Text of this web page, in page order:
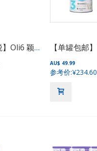
【三罐装包邮包税】Oli6 颖睿婴幼儿羊奶粉1段 800g
AU$ 49.99
参考价:¥234.60